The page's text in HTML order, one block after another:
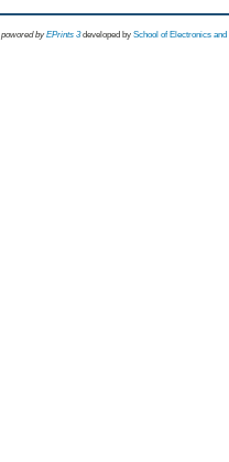
powored byEPrints 3 developed by School of Electronics